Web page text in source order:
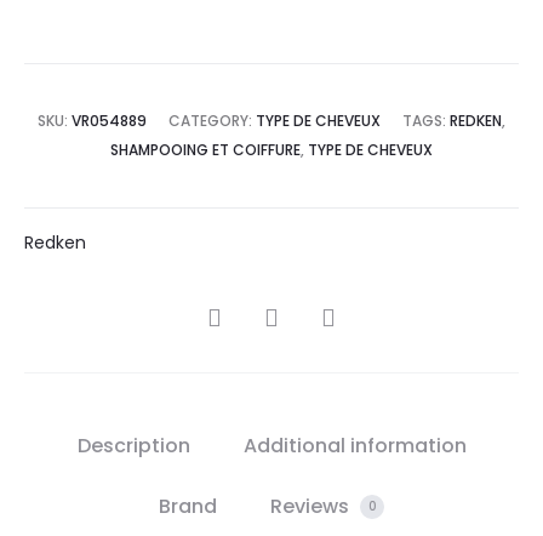
SKU: VR054889 CATEGORY: TYPE DE CHEVEUX TAGS: REDKEN,
SHAMPOOING ET COIFFURE, TYPE DE CHEVEUX
Redken
SHARE
Description Additional information
Brand Reviews 0